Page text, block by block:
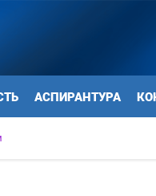
АСПИРАНТУРА